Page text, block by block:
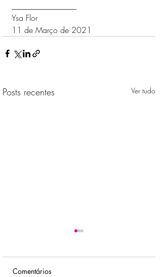
Ysa Flor
11 de Março de 2021
Posts recentes Ver tudo
Comentários